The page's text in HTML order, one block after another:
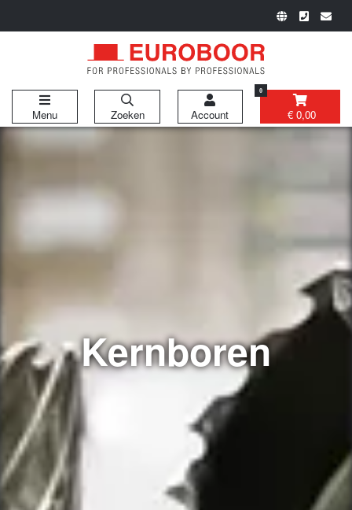
Menu Zoeken Account
0
€ 0,00
Kernboren